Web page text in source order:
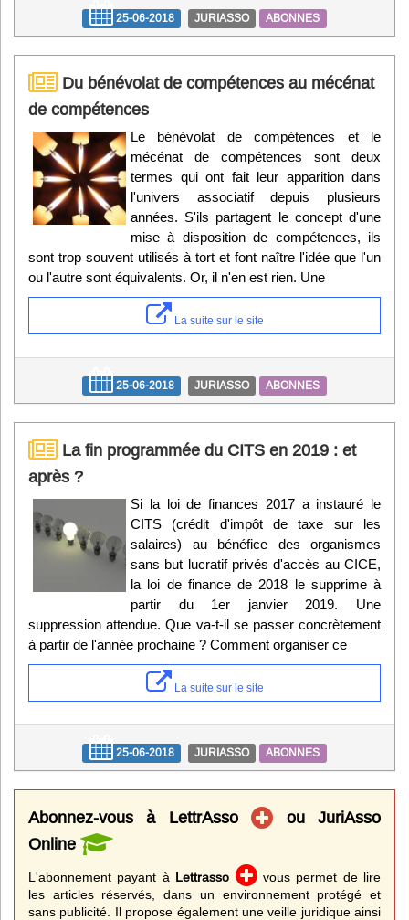
25-06-2018 JURIASSO ABONNES
Du bénévolat de compétences au mécénat
de compétences
Le bénévolat de compétences et le
mécénat de compétences sont deux
termes qui ont fait leur apparition dans
l'univers associatif depuis plusieurs
années. S'ils partagent le concept d'une
mise à disposition de compétences, ils
sont trop souvent utilisés à tort et font naître l'idée que l'un
ou l'autre sont équivalents. Or, il n'en est rien. Une
La suite sur le site
25-06-2018 JURIASSO ABONNES
La fin programmée du CITS en 2019 : et
après ?
Si la loi de finances 2017 a instauré le
CITS (crédit d'impôt de taxe sur les
salaires) au bénéfice des organismes
sans but lucratif privés d'accès au CICE,
la loi de finance de 2018 le supprime à
partir du 1er janvier 2019. Une
suppression attendue. Que va-t-il se passer concrètement
à partir de l'année prochaine ? Comment organiser ce
La suite sur le site
25-06-2018 JURIASSO ABONNES
Abonnez-vous à LettrAsso
ou JuriAsso
Online
L'abonnement payant à Lettrasso
vous permet de lire
les articles réservés, dans un environnement protégé et
sans publicité. Il propose également une veille juridique ainsi